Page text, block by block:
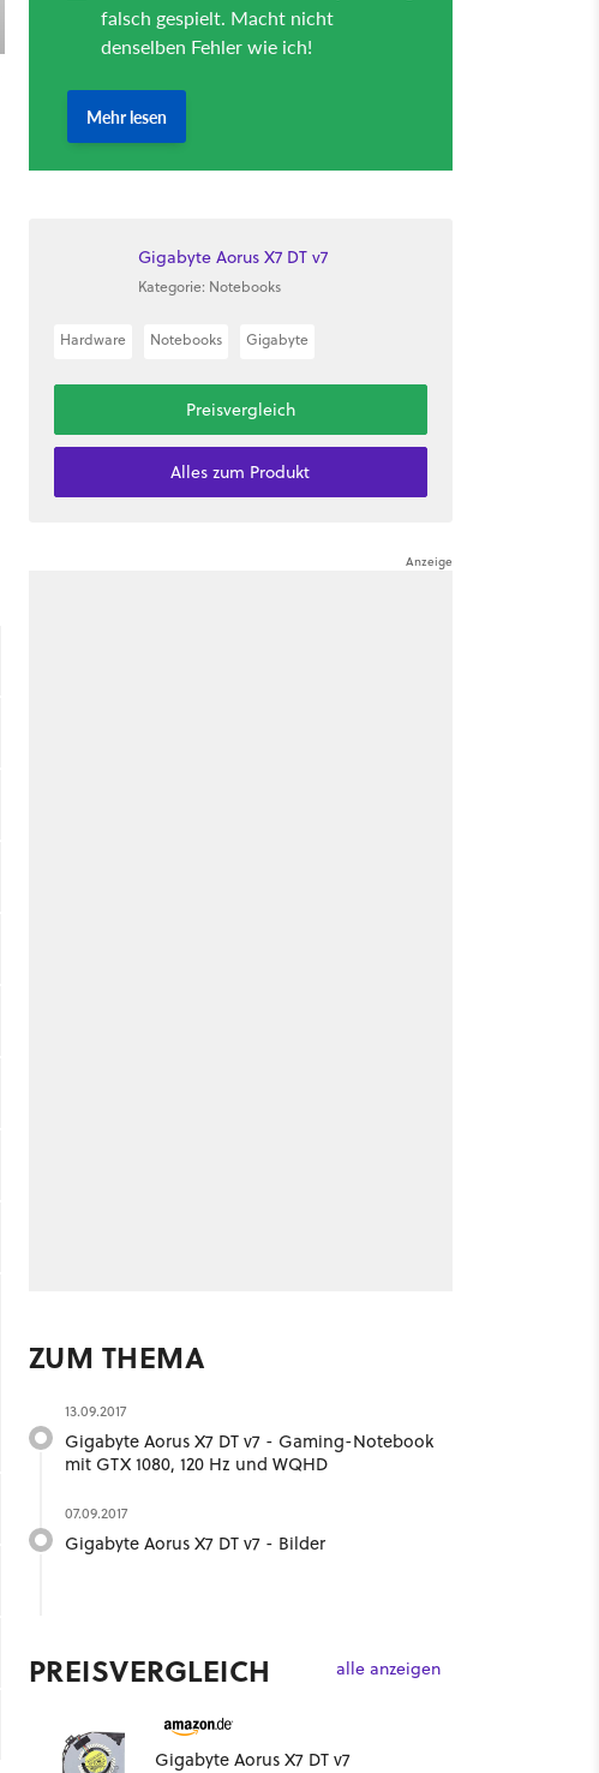
Gigabyte Aorus X7 DT v7
Kategorie: Notebooks
Hardware Notebooks Gigabyte
Preisvergleich
Alles zum Produkt
ZUM THEMA
13.09.2017
Gigabyte Aorus X7 DT v7 - Gaming-Notebook
mit GTX 1080, 120 Hz und WQHD
07.09.2017
Gigabyte Aorus X7 DT v7 - Bilder
PREISVERGLEICH alle anzeigen
Gigabyte Aorus X7 DT v7